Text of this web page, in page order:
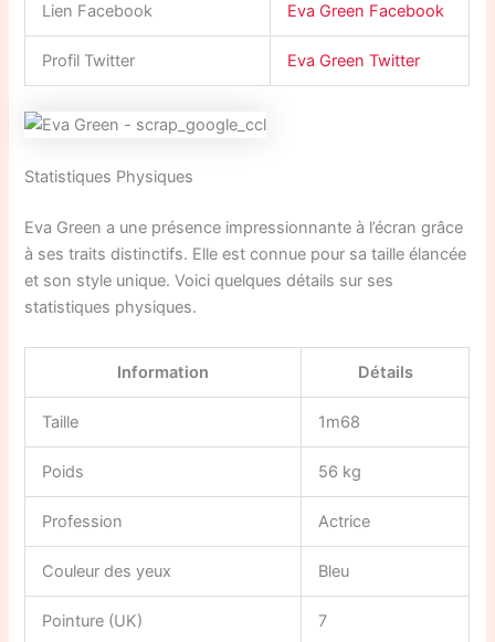
Lien Facebook Eva Green Facebook
Profil Twitter Eva Green Twitter
Statistiques Physiques
Eva Green a une présence impressionnante à l’écran grâce
à ses traits distinctifs. Elle est connue pour sa taille élancée
et son style unique. Voici quelques détails sur ses
statistiques physiques.
Information Détails
Taille 1m68
Poids 56 kg
Profession Actrice
Couleur des yeux Bleu
Pointure (UK) 7